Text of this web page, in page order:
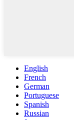
English
French
German
Portuguese
Spanish
Russian